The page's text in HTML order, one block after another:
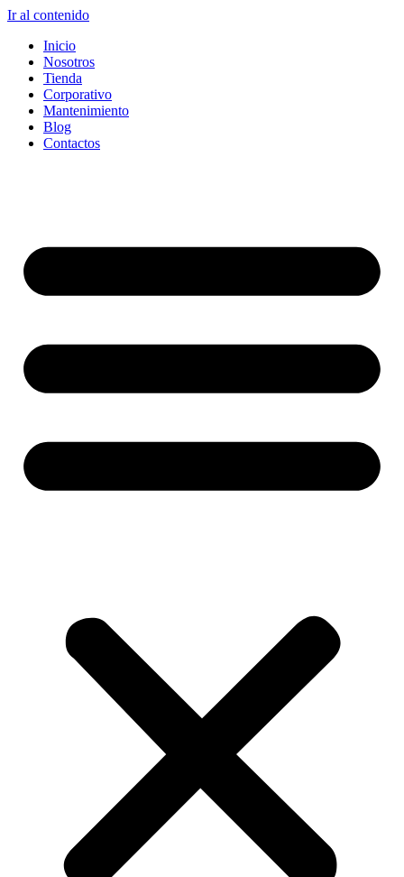
Ir al contenido
Inicio
Nosotros
Tienda
Corporativo
Mantenimiento
Blog
Contactos